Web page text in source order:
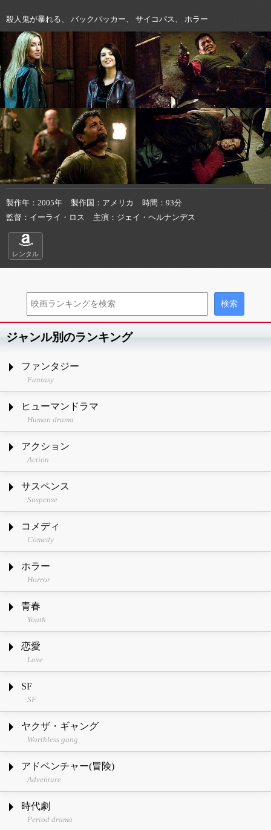
殺人鬼が暴れる、 バックパッカー、 サイコパス、 ホラー
製作年 2005年 製作国 アメリカ 時間
93分
監督
イーライ・ロス 主演 ジェイ・ヘルナンデス
レンタル
ジャンル別のランキング
ファンタジー
Fantasy
ヒューマンドラマ
Human drama
アクション
Action
サスペンス
Suspense
コメディ
Comedy
ホラー
Horror
青春
Youth
恋愛
Love
SF
SF
ヤクザ・ギャング
Worthless gang
アドベンチャー(冒険)
Adventure
時代劇
Period drama